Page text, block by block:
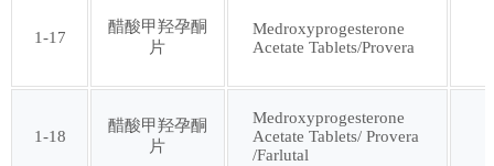
第五十九批 第六十批
第六十一批 第六十二批
第六十三批 第六十四批
1-17
醋酸甲羟孕酮
片
Medroxyprogesterone
Acetate Tablets/Provera
1-18
醋酸甲羟孕酮
片
Medroxyprogesterone
Acetate Tablets/ Provera
/Farlutal